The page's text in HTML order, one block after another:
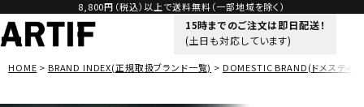
8,800円（税込）以上で送料無料（一部地域を除く）
15時までのご注文は即日配送！
(土日も対応しています)
HOME BRAND INDEX(正規取扱ブランド一覧) DOMESTIC BRAND(ドメスティッ